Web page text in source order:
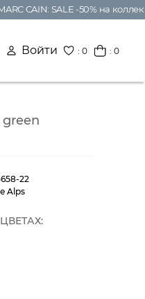
CAIN: SALE -50% на
Войти :0 : 0
22
Alps